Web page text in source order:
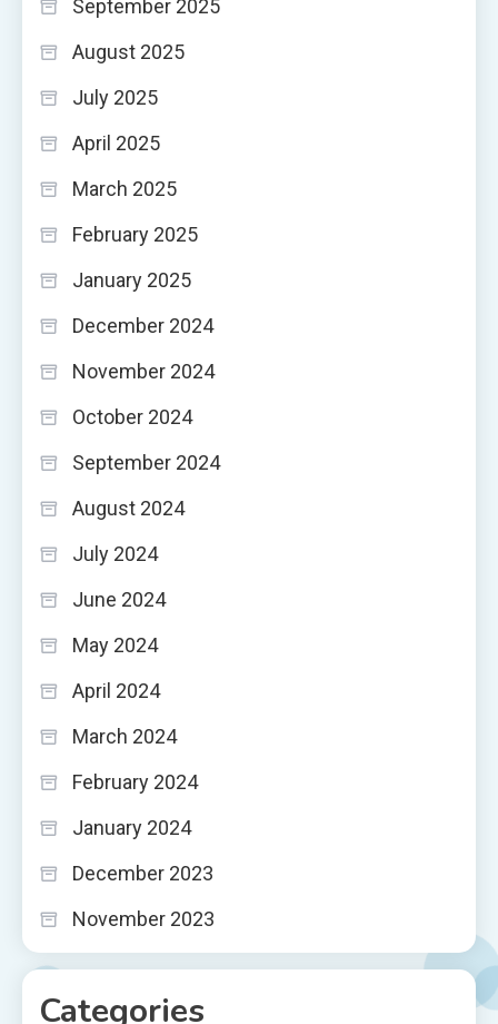
September 2025
August 2025
July 2025
April 2025
March 2025
February 2025
January 2025
December 2024
November 2024
October 2024
September 2024
August 2024
July 2024
June 2024
May 2024
April 2024
March 2024
February 2024
January 2024
December 2023
November 2023
Categories